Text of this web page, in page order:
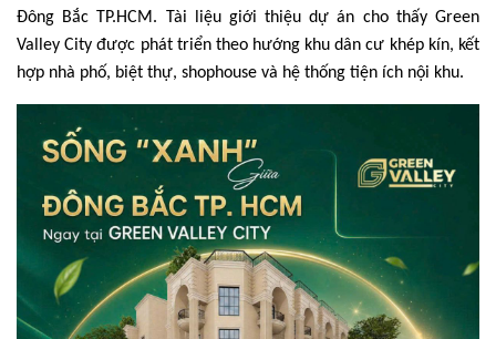
Đông Bắc TP.HCM. Tài liệu giới thiệu dự án cho thấy Green
Valley City được phát triển theo hướng khu dân cư khép kín, kết
hợp nhà phố, biệt thự, shophouse và hệ thống tiện ích nội khu.